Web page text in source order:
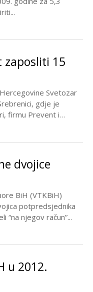
zaposliti 15
Svetozar
gdje je
firmu Prevent i
dvojice
BiH (VTKBiH)
potpredsjednika
“na njegov račun”...
u 2012.